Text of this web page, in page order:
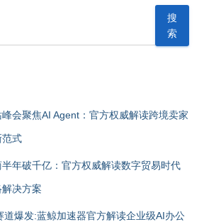
搜
索
会聚焦AI Agent：官方权威解读跨境卖家
范式
半年破千亿：官方权威解读数字贸易时代
决方案
道爆发:蓝鲸加速器官方解读企业级AI办公